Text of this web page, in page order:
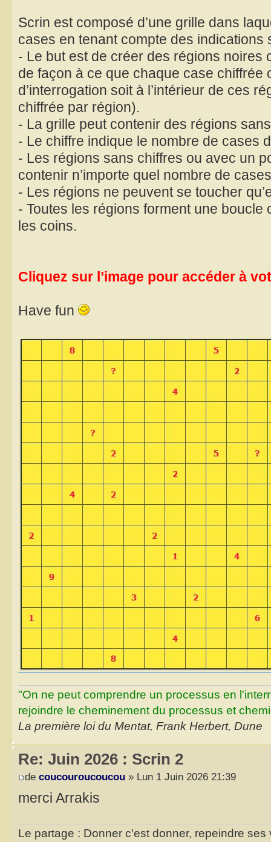
Scrin est composé d’une grille dans
cases en tenant compte des indications
- Le but est de créer des régions noires
de façon à ce que chaque case chiffrée
d’interrogation soit à l’intérieur de ces
chiffrée par région).
- La grille peut contenir des régions
- Le chiffre indique le nombre de cases
- Les régions sans chiffres ou avec un
contenir n’importe quel nombre de
- Les régions ne peuvent se toucher
- Toutes les régions forment une
les coins.
Cliquez sur l’image pour accéder à
Have fun
"On ne peut comprendre un processus en
rejoindre le cheminement du processus et
La première loi du Mentat, Frank Herbert, Dune
Re: Juin 2026 : Scrin 2
de coucouroucoucou » Lun 1 Juin 2026 21:39
merci Arrakis
Le partage : Donner c'est donner, repeindre ses